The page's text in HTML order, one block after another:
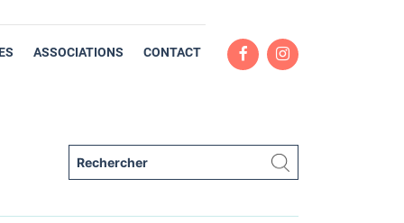
ASSOCIATIONS CONTACT